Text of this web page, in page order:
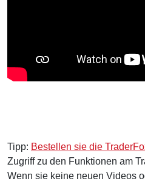
Tipp: Bestellen sie die
Zugriff zu den Funktionen am
Wenn sie keine neuen Videos